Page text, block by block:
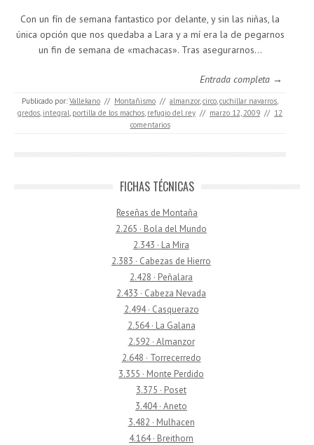
Con un fín de semana fantastico por delante, y sin las niñas, la
única opción que nos quedaba a Lara y a mí era la de pegarnos
un fin de semana de «machacas». Tras asegurarnos…
Entrada completa →
Publicado por: Vallekano // Montañismo // almanzor,circo,cuchillar navarros,
gredos, integral, portilla de los machos, refugio del rey // marzo 12, 2009 // 12
comentarios
FICHAS TÉCNICAS
Reseñas de Montaña
2.265 · Bola del Mundo
2.343 · La Mira
2.383 · Cabezas de Hierro
2.428 · Peñalara
2.433 · Cabeza Nevada
2.494 · Casquerazo
2.564 · La Galana
2.592 · Almanzor
2.648 · Torrecerredo
3.355 · Monte Perdido
3.375 · Poset
3.404 · Aneto
3.482 · Mulhacen
4.164 · Breithorn